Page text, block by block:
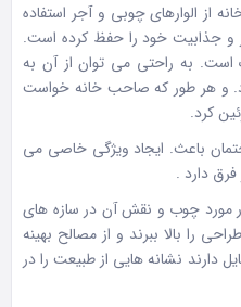
از الوارهای چوبی و آجر استفاده
و جذابیت خود را حفظ کرده است.
است. به راحتی می توان از آن به
و هر طور که صاحب خانه خواست
کرد.
باعث. ایجاد ویژگی خاصی می
دارد .
مورد چوب و نقش آن در سازه های
را بالا ببرند و از مصالح بهینه
دارند نشانه هایی از طبیعت را در